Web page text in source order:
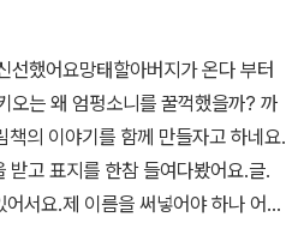
령 사냥꾼이었습니다. 유령을 잡아다
라네요. 그리고 잔심부름을 하는 아
아이였습니다. 유령 사냥꾼은 유령
람이었을 뿐만 아니라 잔심부름을 하
않는 사람이었습니다. 거기다가 돈을
기까지 하지요. 아이는 유일한 친구
걷기 시작합니다. 엉엉 울면서 말이
선했어요망태할아버지가 온다 부터
오는 왜 엄펑소니를 꿀꺽했을까? 까
받고 표지를 한참 들여다봤어요.글.
서요.제 이름을 써넣어야 하나 어쩌